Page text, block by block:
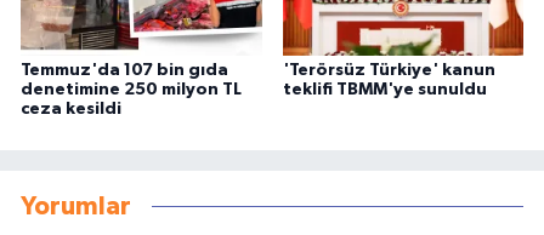
Temmuz'da 107 bin gıda
denetimine 250 milyon TL
ceza kesildi
'Terörsüz Türkiye' kanun
teklifi TBMM'ye sunuldu
Yorumlar